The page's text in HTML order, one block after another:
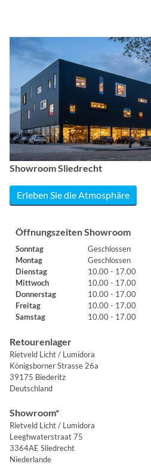
Showroom Sliedrecht
Erleben Sie die Atmosphäre
Öffnungszeiten Showroom
Sonntag
Geschlossen
Montag
Geschlossen
Dienstag
10.00 - 17.00
Mittwoch
10.00 - 17.00
Donnerstag
10.00 - 17.00
Freitag
10.00 - 17.00
Samstag
10.00 - 17.00
Retourenlager
Rietveld Licht / Lumidora
Königsborner Strasse 26a
39175 Biederitz
Deutschland
Showroom*
Rietveld Licht / Lumidora
Leeghwaterstraat 75
3364AE Sliedrecht
Niederlande